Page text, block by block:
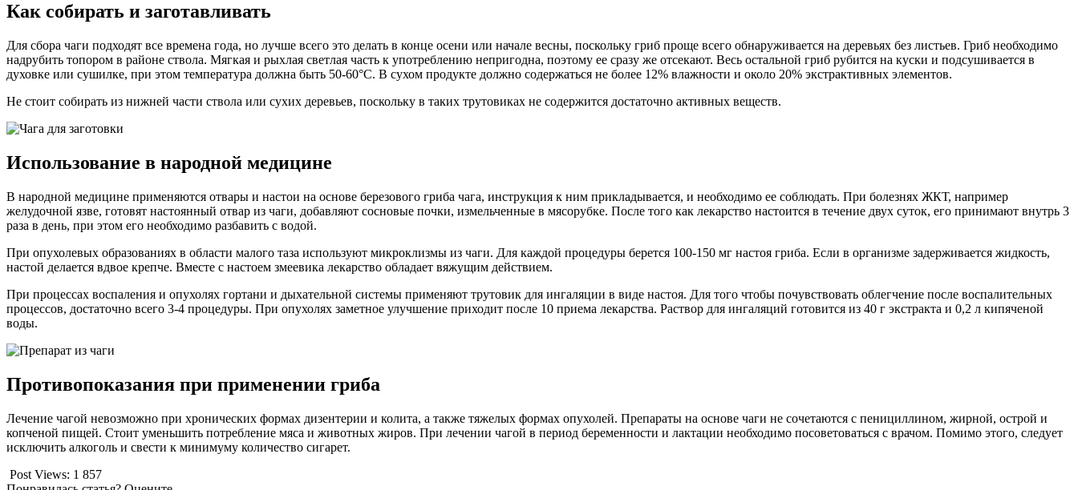
Как собирать и заготавливать
Для сбора чаги подходят все времена года, но лучше всего это делать в конце осени или начале весны, поскольку гриб проще всего обнаруживается на деревьях без листьев. Гриб необходимо
надрубить топором в районе ствола. Мягкая и рыхлая светлая часть к употреблению непригодна, поэтому ее сразу же отсекают. Весь остальной гриб рубится на куски и подсушивается в
духовке или сушилке, при этом температура должна быть 50-60°С. В сухом продукте должно содержаться не более 12% влажности и около 20% экстрактивных элементов.
Не стоит собирать из нижней части ствола или сухих деревьев, поскольку в таких трутовиках не содержится достаточно активных веществ.
Использование в народной медицине
В народной медицине применяются отвары и настои на основе березового гриба чага, инструкция к ним прикладывается, и необходимо ее соблюдать. При болезнях ЖКТ, например
желудочной язве, готовят настоянный отвар из чаги, добавляют сосновые почки, измельченные в мясорубке. После того как лекарство настоится в течение двух суток, его принимают внутрь 3
раза в день, при этом его необходимо разбавить с водой.
При опухолевых образованиях в области малого таза используют микроклизмы из чаги. Для каждой процедуры берется 100-150 мг настоя гриба. Если в организме задерживается жидкость,
настой делается вдвое крепче. Вместе с настоем змеевика лекарство обладает вяжущим действием.
При процессах воспаления и опухолях гортани и дыхательной системы применяют трутовик для ингаляции в виде настоя. Для того чтобы почувствовать облегчение после воспалительных
процессов, достаточно всего 3-4 процедуры. При опухолях заметное улучшение приходит после 10 приема лекарства. Раствор для ингаляций готовится из 40 г экстракта и 0,2 л кипяченой
воды.
Противопоказания при применении гриба
Лечение чагой невозможно при хронических формах дизентерии и колита, а также тяжелых формах опухолей. Препараты на основе чаги не сочетаются с пенициллином, жирной, острой и
копченой пищей. Стоит уменьшить потребление мяса и животных жиров. При лечении чагой в период беременности и лактации необходимо посоветоваться с врачом. Помимо этого, следует
исключить алкоголь и свести к минимуму количество сигарет.
Post Views: 1 857